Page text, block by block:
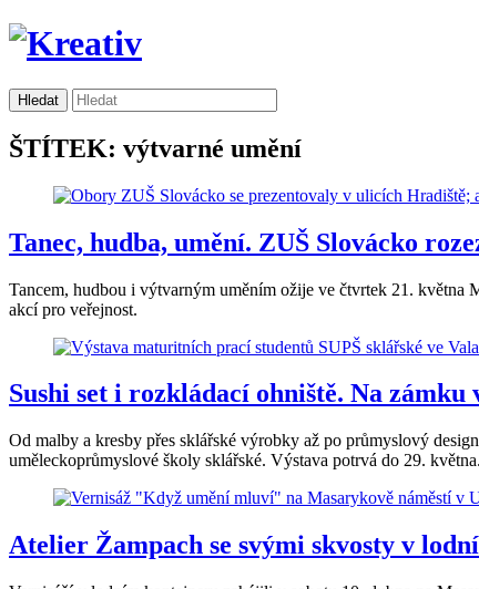
ŠTÍTEK: výtvarné umění
Tanec, hudba, umění. ZUŠ Slovácko
Tancem, hudbou i výtvarným uměním ožije ve čtvrtek 21. května
akcí pro veřejnost.
Sushi set i rozkládací ohniště. Na
Od malby a kresby přes sklářské výrobky až po průmyslový
uměleckoprůmyslové školy sklářské. Výstava potrvá do 29. května.
Atelier Žampach se svými skvosty v